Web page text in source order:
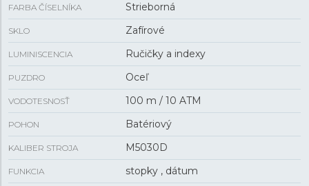
FARBA ČÍSELNÍKA Strieborná
SKLO Zafírové
LUMINISCENCIA Ručičky a indexy
PUZDRO Oceľ
VODOTESNOSŤ 100 m / 10 ATM
POHON Batériový
KALIBER STROJA M5030D
FUNKCIA stopky , dátum